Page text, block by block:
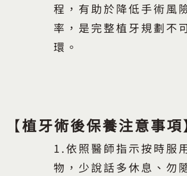
程，有助於降低手術風
率，是完整植牙規劃不
環。
【植牙術後保養注意事項
1.依照醫師指示按時服
物，少說話多休息、勿